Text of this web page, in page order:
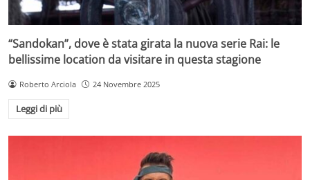
“Sandokan”, dove è stata girata la nuova serie Rai: le
bellissime location da visitare in questa stagione
Roberto Arciola 24 Novembre 2025
Leggi di più